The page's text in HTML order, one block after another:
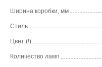
Ширина коробки, мм
Стиль
Цвет (!)
Количество ламп